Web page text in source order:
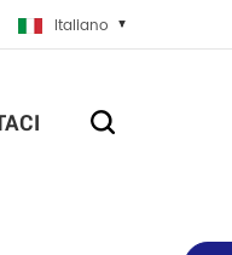
Italiano